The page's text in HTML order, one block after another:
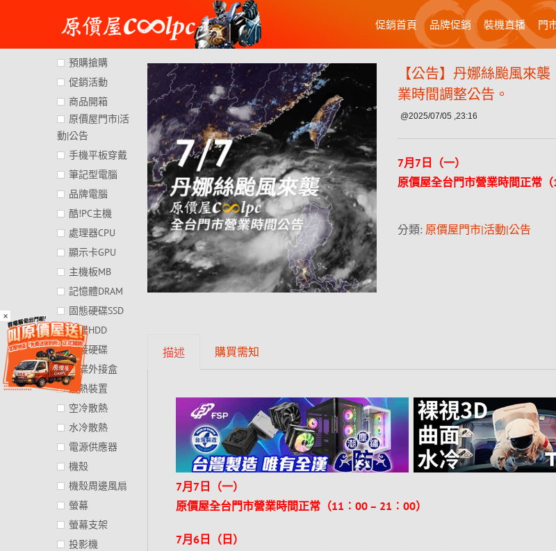
×
content
促銷首頁 品牌促銷 裝機直播 門
【公告】丹娜絲颱風來
業時間調整公告。
@2025/07/05 ,23:16
7月7日（一）
原價屋全台門市營業時間正常（
分類: 原價屋門市|活動|公告
描述 購買需知
7月7日（一）
原價屋全台門市營業時間正常（11︰00 – 21︰00）
7月6日（日）
預購搶購
促銷活動
商品開箱
原價屋門市|活
動|公告
手機平板穿戴
筆記型電腦
品牌電腦
酷!PC主機
處理器CPU
顯示卡GPU
主機板MB
記憶體DRAM
固態硬碟SSD
硬碟HDD
外接硬碟
硬碟外接盒
散熱裝置
空冷散熱
水冷散熱
電源供應器
機殼
機殼周邊風扇
螢幕
螢幕支架
投影機